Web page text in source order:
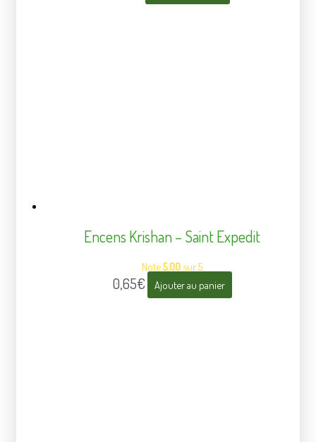
Encens Krishan – Saint Expedit
Note5.00 sur 5
0,65€ Ajouter au panier